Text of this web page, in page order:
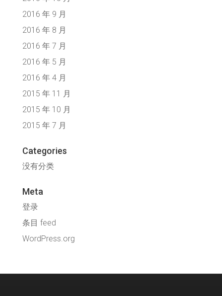
2016 年 9 月
2016 年 8 月
2016 年 7 月
2016 年 5 月
2016 年 4 月
2015 年 11 月
2015 年 10 月
2015 年 7 月
Categories
没有分类
Meta
登录
条目 feed
WordPress.org